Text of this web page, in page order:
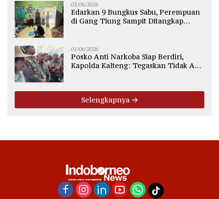
03/06/2026
Edarkan 9 Bungkus Sabu, Perempuan
di Gang Tiung Sampit Ditangkap
01/06/2026
Posko Anti Narkoba Siap Berdiri,
Kapolda Kalteng: Tegaskan Tidak Ada
Selengkapnya